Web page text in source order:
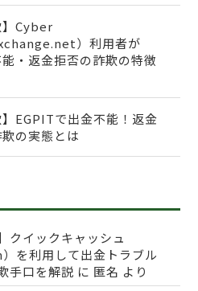
】Cyber
）利用者が
・返金拒否の詐欺の特徴
】EGPITで出金不能！返金
の実態とは
クイックキャッシュ
を利用して出金トラブル
手口を解説 に 匿名 より